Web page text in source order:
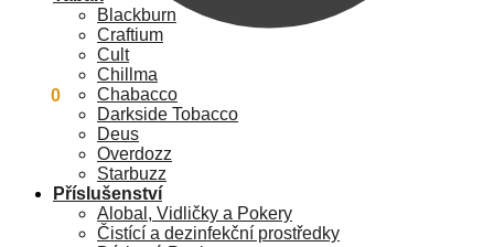
0
Blackburn
Craftium
Cult
Chillma
Chabacco
Darkside Tobacco
Deus
Overdozz
Starbuzz
Příslušenství
Alobal, Vidličky a Pokery
Čistící a dezinfekční prostředky